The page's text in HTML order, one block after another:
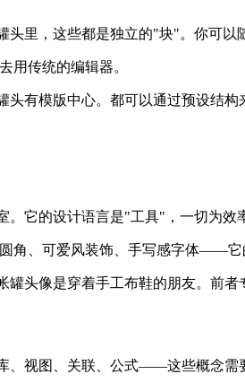
里，这些都是独立的"块"。你可以
用传统的编辑器。
有模版中心。都可以通过预设结构
。它的设计语言是"工具"，一切为
角、可爱风装饰、手写感字体——它
头像是穿着手工布鞋的朋友。前者
、视图、关联、公式——这些概念